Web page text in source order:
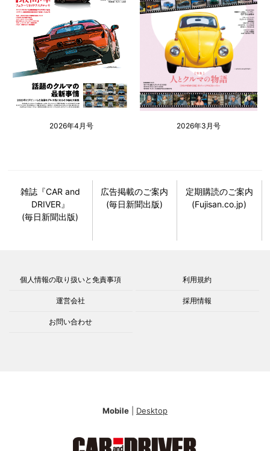
2026年4月号 2026年3月号
雑誌『CAR and
DRIVER』
(毎日新聞出版)
広告掲載のご案内
(毎日新聞出版)
定期購読のご案内
(Fujisan.co.jp)
個人情報の取り扱いと免責事項 利用規約
運営会社 採用情報
お問い合わせ
Mobile Desktop